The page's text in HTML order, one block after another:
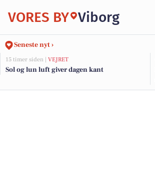
VORES BY Viborg
Seneste nyt ›
15 timer siden | VEJRET
Sol og lun luft giver dagen kant